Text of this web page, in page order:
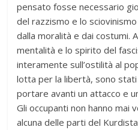
pensato fosse necessario
del razzismo e lo
dalla moralità e dai costumi.
mentalità e lo spirito del
interamente sull’ostilità al
lotta per la libertà, sono
portare avanti un attacco e
Gli occupanti non hanno mai
alcuna delle parti del